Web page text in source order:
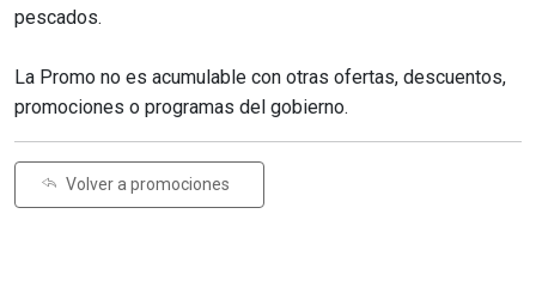
pescados.
La Promo no es acumulable con otras ofertas, descuentos,
promociones o programas del gobierno.
Volver a promociones